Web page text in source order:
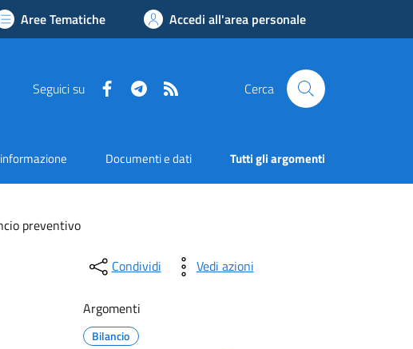
Aree Tematiche Accedi all'area personale
Seguici su FacebookTelegram Cerca
Documenti e dati Tutti gli argomenti
preventivo
Condividi Vedi azioni
Argomenti
Bilancio